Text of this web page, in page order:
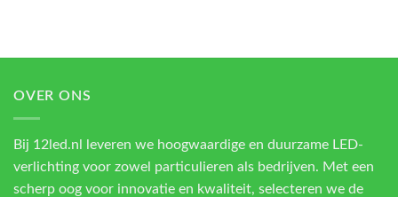
OVER ONS
Bij 12led.nl leveren we hoogwaardige en duurzame LED-
verlichting voor zowel particulieren als bedrijven. Met een
scherp oog voor innovatie en kwaliteit, selecteren we de